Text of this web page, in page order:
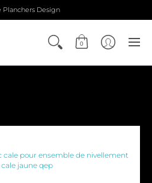
Planchers Design
0
cale pour ensemble de nivellement
jaune qep